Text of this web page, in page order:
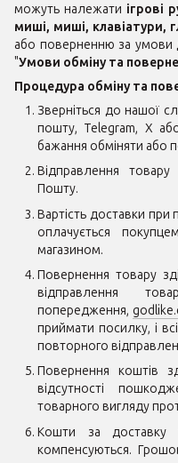
можуть належати ігрові
миші, миші, клавіатури,
або поверненню за умови
"Умови обміну та
Процедура обміну та
Зверніться до нашої
пошту, Telegram, X
бажання обміняти або
Відправлення
Пошту.​
Вартість доставки при
оплачується
магазином.​
Повернення товару
відправлення
попередження,
приймати посилку, і
повторного
Повернення коштів
відсутності
товарного вигляду
Кошти за доставку
компенсуються.